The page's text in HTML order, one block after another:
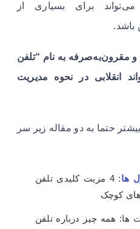
برای بسیاری از
و مقرون‌به‌صرفه به نام “تلفن
انقلابی در نحوه مدیریت
حتما به دو مقاله زیر سر
: 4 مزیت کلیدی تلفن
کوچک
همه چیز درباره تلفن